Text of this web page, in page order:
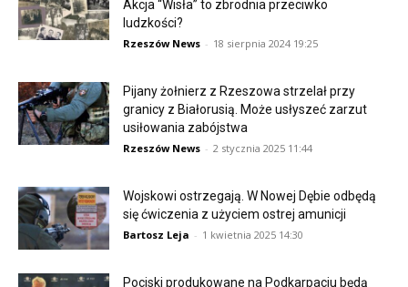
Akcja “Wisła” to zbrodnia przeciwko
ludzkości?
Rzeszów News - 18 sierpnia 2024 19:25
Pijany żołnierz z Rzeszowa strzelał przy
granicy z Białorusią. Może usłyszeć zarzut
usiłowania zabójstwa
Rzeszów News - 2 stycznia 2025 11:44
Wojskowi ostrzegają. W Nowej Dębie odbędą
się ćwiczenia z użyciem ostrej amunicji
Bartosz Leja - 1 kwietnia 2025 14:30
Pociski produkowane na Podkarpaciu będą